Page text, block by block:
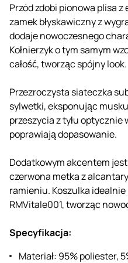
Przód zdobi pionowa plisa z
zamek błyskawiczny z
dodaje nowoczesnego
Kołnierzyk o tym samym
całość, tworząc spójny look.
Przezroczysta siateczka
sylwetki, eksponując
przeszycia z tyłu optycznie
poprawiają dopasowanie.
Dodatkowym akcentem
czerwona metka z
ramieniu. Koszulka
RMVitale001, tworząc
Specyfikacja:
Materiał: 95% poliester,